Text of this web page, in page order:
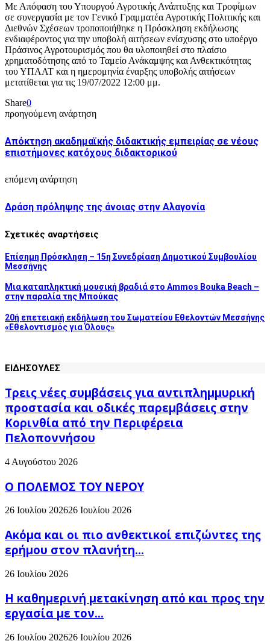
Με Απόφαση του Υπουργού Αγροτικής Ανάπτυξης και Τροφίμων
σε συνεργασία με τον Γενικό Γραμματέα Αγροτικής Πολιτικής και
Διεθνών Σχέσεων τροποποιήθηκε η Πρόσκληση εκδήλωσης
ενδιαφέροντος για την υποβολή αιτήσεων ενίσχυσης στο υποέργο
Πράσινος Αγροτουρισμός που θα υλοποιηθεί στο πλαίσιο
χρηματοδότησης από το Ταμείο Ανάκαμψης και Ανθεκτικότητας
του ΥΠΑΑΤ και η ημερομηνία έναρξης υποβολής αιτήσεων
μετατίθεται για τις 19/07/2022 12:00 μμ.
Share0
προηγούμενη ανάρτηση
Απόκτηση ακαδημαϊκής διδακτικής εμπειρίας σε νέους
επιστήμονες κατόχους διδακτορικού
επόμενη ανάρτηση
Δράση πρόληψης της άνοιας στην Αλαγονία
Σχετικές αναρτήσεις
Επίσημη Πρόσκληση – 15η Συνεδρίαση Δημοτικού Συμβουλίου
Μεσσήνης
Μια καταπληκτική μουσική βραδιά στο Ammos Bouka Beach –
στην παραλία της Μπούκας
20ή επετειακή εκδήλωση του Σωματείου Εθελοντών Μεσσήνης
«Εθελοντισμός για Όλους»
ΕΙΔΗΣΟΥΛΕΣ
Τρεις νέες συμβάσεις για αντιπλημμυρική
προστασία και οδικές παρεμβάσεις στην
Κορινθία από την Περιφέρεια
Πελοποννήσου
4 Αυγούστου 2026
Ο ΠΟΛΕΜΟΣ ΤΟΥ ΝΕΡΟΥ
26 Ιουλίου 202626 Ιουλίου 2026
Ακόμα και οι πιο ανθεκτικοί επιζώντες της
ερήμου στον πλανήτη...
26 Ιουλίου 2026
H καθημερινή μετακίνηση από και προς την
εργασία με τον...
26 Ιουλίου 202626 Ιουλίου 2026